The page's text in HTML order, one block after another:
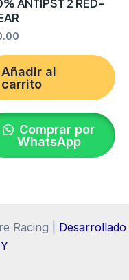
ANTIPST 2 RED-
Añadir al
carrito
Comprar por
WhatsApp
Racing | Desarrollado